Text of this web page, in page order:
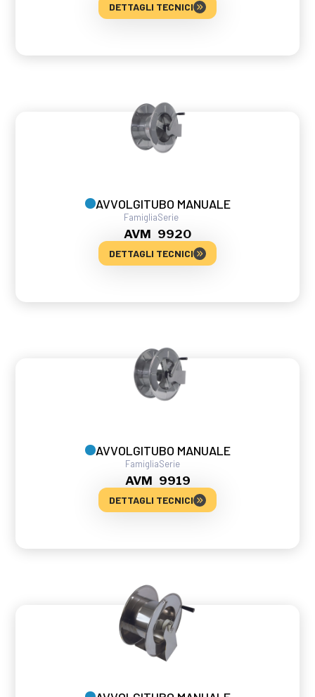
DETTAGLI TECNICI
AVVOLGITUBO MANUALE
Famiglia
AVM
Serie
9920
DETTAGLI TECNICI
AVVOLGITUBO MANUALE
Famiglia
AVM
Serie
9919
DETTAGLI TECNICI